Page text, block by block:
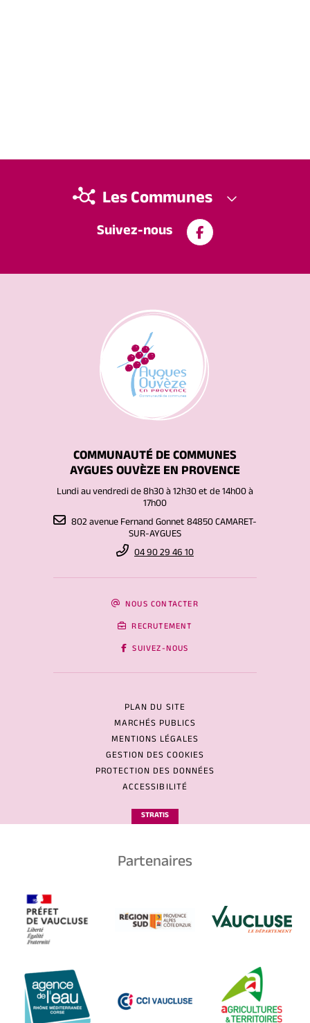
Suivez-nous
Les Communes
COMMUNAUTÉ DE COMMUNES
AYGUES OUVÈZE EN PROVENCE
Lundi au vendredi de 8h30 à 12h30 et de 14h00 à
17h00
802 avenue Fernand Gonnet 84850 CAMARET-
SUR-AYGUES
04 90 29 46 10
NOUS CONTACTER
RECRUTEMENT
SUIVEZ-NOUS
PLAN DU SITE
MARCHÉS PUBLICS
MENTIONS LÉGALES
GESTION DES COOKIES
PROTECTION DES DONNÉES
ACCESSIBILITÉ
STRATIS
Partenaires